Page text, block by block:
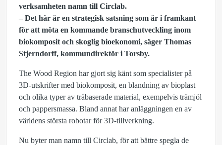
verksamheten namn till Circlab.
– Det här är en strategisk satsning som är i framkant
för att möta en kommande branschutveckling inom
biokomposit och skoglig bioekonomi, säger Thomas
Stjerndorff, kommundirektör i Torsby.
The Wood Region har gjort sig känt som specialister på
3D-utskrifter med biokomposit, en blandning av bioplast
och olika typer av träbaserade material, exempelvis trämjöl
och pappersmassa. Bland annat har anläggningen en av
världens största robotar för 3D-tillverkning.
Nu byter man namn till Circlab, för att bättre spegla de